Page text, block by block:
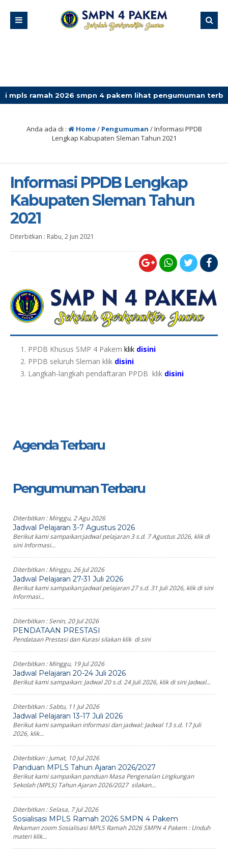
2026 smpn 4 pakem lihat pengumuman terbaru
Anda ada di : Home/ Pengumuman /Informasi PPDB
Lengkap Kabupaten Sleman Tahun 2021
Informasi PPDB Lengkap
Kabupaten Sleman Tahun
2021
Diterbitkan : Rabu, 2 Jun 2021
PPDB Khusus SMP 4 Pakem klik disini
PPDB seluruh Sleman klik disini
Langkah-langkah pendaftaran PPDB klik disini
Agenda Terbaru
Pengumuman Terbaru
Diterbitkan :Minggu, 2 Agu 2026
Jadwal Pelajaran 3-7 Agustus 2026
Berikut kami sampaikan:jadwal pelajaran 3 s.d. 7 Agustus 2026, klik di
sini Informasi...
Diterbitkan :Minggu, 26 Jul 2026
Jadwal Pelajaran 27-31 Juli 2026
Berikut kami sampaikan:jadwal pelajaran 27 s.d. 31 Juli 2026, klik di sini
Informasi...
Diterbitkan :Senin, 20 Jul 2026
PENDATAAN PRESTASI
Pendataan Prestasi dan Kurasi silakan klik di sini
Diterbitkan :Minggu, 19 Jul 2026
Jadwal Pelajaran 20-24 Juli 2026
Berikut kami sampaikan: Jadwal 20 s.d. 24 Juli 2026, klik di sini Jadwal...
Diterbitkan :Sabtu, 11 Jul 2026
Jadwal Pelajaran 13-17 Juli 2026
Berikut kami sampaikan informasi dan jadwal: Jadwal 13 s.d. 17 Juli
2026, klik...
Diterbitkan :Jumat, 10 Jul 2026
Panduan MPLS Tahun Ajaran 2026/2027
Berikut kami sampaikan panduan Masa Pengenalan Lingkungan
Sekolah (MPLS) Tahun Ajaran 2026/2027 silakan...
Diterbitkan :Selasa, 7 Jul 2026
Sosialisasi MPLS Ramah 2026 SMPN 4 Pakem
Rekaman zoom Sosialisasi MPLS Ramah 2026 SMPN 4 Pakem : Unduh
materi klik...